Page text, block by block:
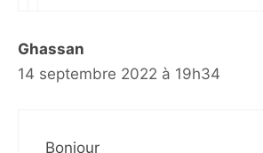
Ghassan
14 septembre 2022 à 19h34
Bonjour